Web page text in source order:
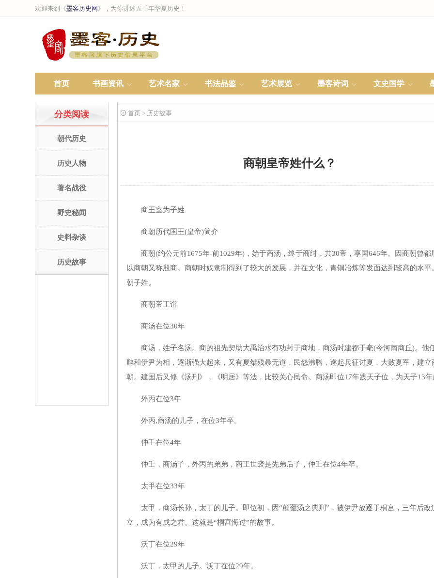
欢迎来到《墨客历史网 》，为你讲述五千年华夏历史！
首页 书画资讯 艺术名家 书法品鉴 艺术展览 墨客诗词 文史国学
分类阅读
朝代历史
历史人物
著名战役
野史秘闻
史料杂谈
历史故事
 首页 > 历史故事
商朝皇帝姓什么？
商王室为子姓
商朝历代国王(皇帝)简介
商朝(约公元前1675年-前1029年)，始于商汤，终于商纣，共30帝，享国646年。因商朝曾都
以商朝又称殷商。商朝时奴隶制得到了较大的发展，并在文化，青铜冶炼等发面达到较高的水平
朝子姓。
商朝帝王谱
商汤在位30年
商汤，姓子名汤。商的祖先契助大禹治水有功封于商地，商汤时建都于亳(今河南商丘)。他
虺和伊尹为相，逐渐强大起来，又有夏桀残暴无道，民怨沸腾，遂起兵征讨夏，大败夏军，建立
朝。建国后又修《汤刑》，《明居》等法，比较关心民命。商汤即位17年践天子位，为天子13年
外丙在位3年
外丙,商汤的儿子，在位3年卒。
仲壬在位4年
仲壬，商汤子，外丙的弟弟，商王世袭是先弟后子，仲壬在位4年卒。
太甲在位33年
太甲，商汤长孙，太丁的儿子。即位初，因“颠覆汤之典刑”，被伊尹放逐于桐宫，三年后改
立，成为有成之君。这就是“桐宫悔过”的故事。
沃丁在位29年
沃丁，太甲的儿子。沃丁在位29年。